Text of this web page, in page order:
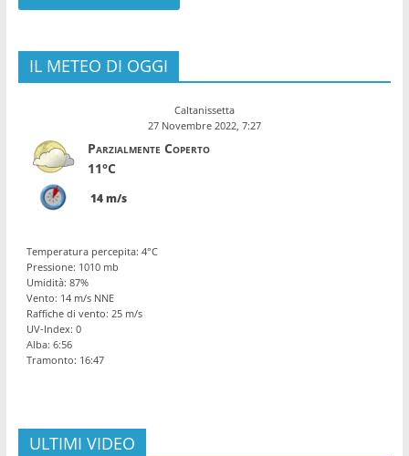
IL METEO DI OGGI
Caltanissetta
27 Novembre 2022, 7:27
Parzialmente Coperto
11°C
14 m/s
Temperatura percepita: 4°C
Pressione: 1010 mb
Umidità: 87%
Vento: 14 m/s NNE
Raffiche di vento: 25 m/s
UV-Index: 0
Alba: 6:56
Tramonto: 16:47
ULTIMI VIDEO